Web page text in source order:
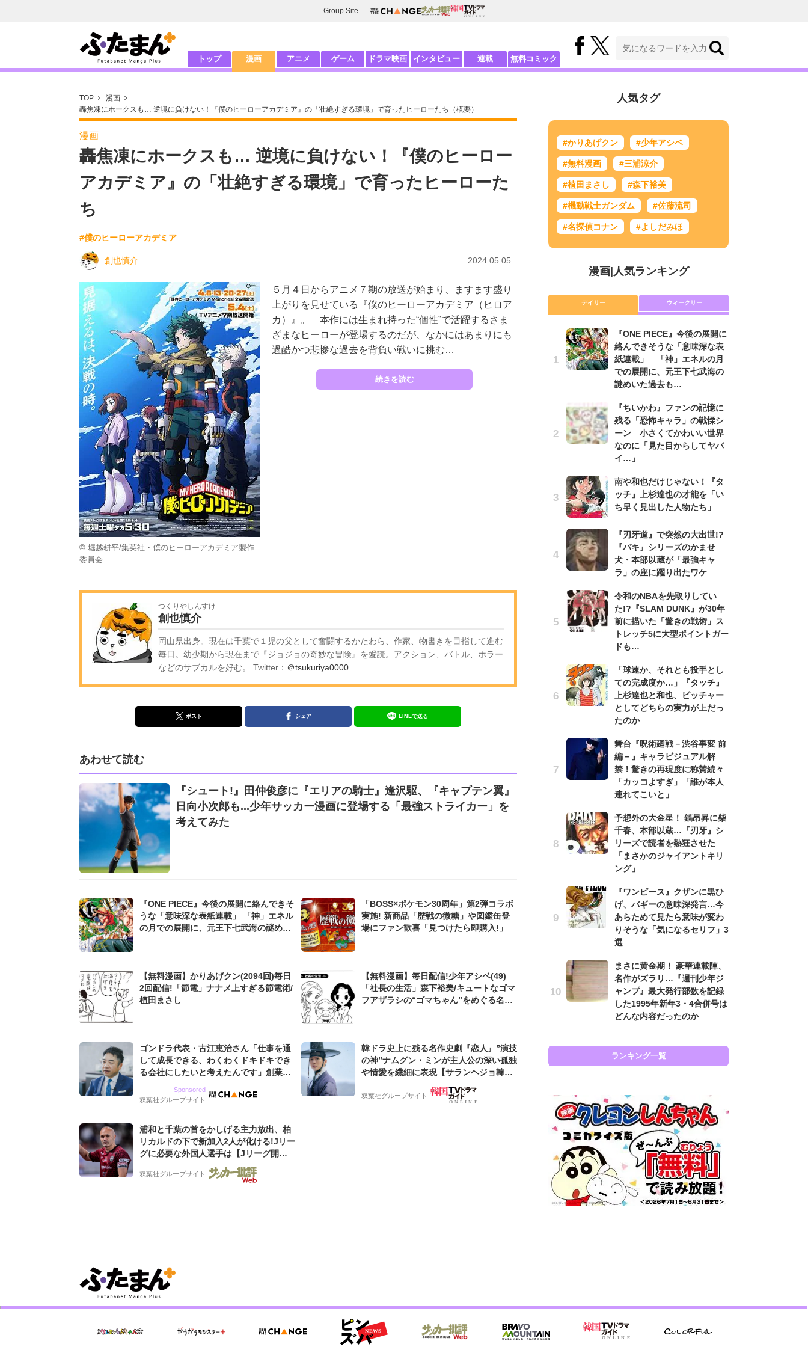
Group Site
トップ 漫画 アニメ ゲーム ドラマ映画 インタビュー 連載 無料コミック
TOP
漫画
轟焦凍にホークスも… 逆境に負けない！『僕のヒーローアカデミア』の「壮絶すぎる環境」で育ったヒーローたち（概要）
漫画
轟焦凍にホークスも… 逆境に負けない！『僕のヒーロー
アカデミア』の「壮絶すぎる環境」で育ったヒーローた
ち
#僕のヒーローアカデミア
創也慎介 2024.05.05
© 堀越耕平/集英社・僕のヒーローアカデミア製作
委員会
５月４日からアニメ７期の放送が始まり、ますます盛り
上がりを見せている『僕のヒーローアカデミア（ヒロア
カ）』。 本作には生まれ持った“個性”で活躍するさま
ざまなヒーローが登場するのだが、なかにはあまりにも
過酷かつ悲惨な過去を背負い戦いに挑む…
続きを読む
つくりやしんすけ
創也慎介
岡山県出身。現在は千葉で１児の父として奮闘するかたわら、作家、物書きを目指して進む
毎日。幼少期から現在まで『ジョジョの奇妙な冒険』を愛読。アクション、バトル、ホラー
などのサブカルを好む。 Twitter： ＠tsukuriya0000
ポスト シェア LINEで送る
あわせて読む
『シュート!』田仲俊彦に『エリアの騎士』逢沢駆、『キャプテン翼』
日向小次郎も...少年サッカー漫画に登場する「最強ストライカー」を
考えてみた
『ONE PIECE』今後の展開に絡んできそ
うな「意味深な表紙連載」 「神」エネル
の月での展開に、元王下七武海の謎めい
「BOSS×ポケモン30周年」第2弾コラボ
実施! 新商品「歴戦の微糖」や図鑑缶登
場にファン歓喜「見つけたら即購入!」
【無料漫画】かりあげクン(2094回)毎日
2回配信!「節電」ナナメ上すぎる節電術/
植田まさし
【無料漫画】毎日配信!少年アシベ(49)
「社長の生活」森下裕美/キュートなゴマ
フアザラシの“ゴマちゃん”をめぐる名作
ゴンドラ代表・古江恵治さん「仕事を通
して成長できる、わくわくドキドキでき
る会社にしたいと考えたんです」創業来
グ会社のアイデンティティ
Sponsored
双葉社グループサイト
韓ドラ史上に残る名作史劇『恋人』”演技
の神”ナムグン・ミンが主人公の深い孤独
や情愛を繊細に表現【サランヘジョ韓ド
双葉社グループサイト
浦和と千葉の首をかしげる主力放出、柏
リカルドの下で新加入2人が化ける!Jリー
グに必要な外国人選手は【Jリーグ開幕
「初めての秋春制」の大激論】(4)
双葉社グループサイト
人気タグ
#かりあげクン #少年アシベ
#無料漫画 #三浦涼介
#植田まさし #森下裕美
#機動戦士ガンダム #佐藤流司
#名探偵コナン #よしだみほ
漫画| 人気ランキング
デイリー ウィークリー
『ONE PIECE』今後の展開に
絡んできそうな「意味深な表
紙連載」 「神」エネルの月
での展開に、元王下七武海の
謎めいた過去も…
『ちいかわ』ファンの記憶に
残る「恐怖キャラ」の戦慄シ
ーン 小さくてかわいい世界
なのに「見た目からしてヤバ
イ…」
南や和也だけじゃない！『タ
ッチ』上杉達也の才能を「い
ち早く見出した人物たち」
『刃牙道』で突然の大出世!?
『バキ』シリーズのかませ
犬・本部以蔵が「最強キャ
ラ」の座に躍り出たワケ
令和のNBAを先取りしてい
た!?『SLAM DUNK』が30年
前に描いた「驚きの戦術」ス
トレッチ5に大型ポイントガー
ドも…
「球速か、それとも投手とし
ての完成度か…」『タッチ』
上杉達也と和也、ピッチャー
としてどちらの実力が上だっ
たのか
舞台『呪術廻戦－渋谷事変 前
編－』キャラビジュアル解
禁！驚きの再現度に称賛続々
「カッコよすぎ」「誰が本人
連れてこいと」
予想外の大金星！ 鎬昂昇に柴
千春、本部以蔵…『刃牙』シ
リーズで読者を熱狂させた
「まさかのジャイアントキリ
ング」
『ワンピース』クザンに黒ひ
げ、バギーの意味深発言…今
あらためて見たら意味が変わ
りそうな「気になるセリフ」3
選
まさに黄金期！ 豪華連載陣、
名作がズラリ…『週刊少年ジ
ャンプ』最大発行部数を記録
した1995年新年3・4合併号は
どんな内容だったのか
ランキング一覧